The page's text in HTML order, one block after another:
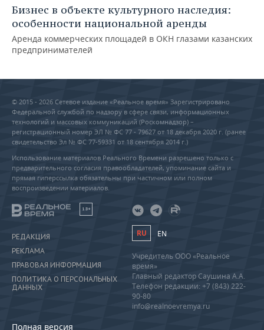
Бизнес в объекте культурного наследия:
особенности национальной аренды
Аренда коммерческих площадей в ОКН глазами казанских
предпринимателей
© 2015 - 2026 Сетевое издание «Реальное время» Зарегистрировано
Федеральной службой по надзору в сфере связи, информационных
технологий и массовых коммуникаций (Роскомнадзор) –
регистрационный номер ЭЛ № ФС 77 - 79627 от 18 декабря 2020 г. (ранее
свидетельство Эл № ФС 77-59331 от 18 сентября 2014 г.)
Использование материалов Реального Времени разрешено только с
предварительного согласия правообладателей, упоминание сайта и
прямая гиперссылка обязательны при частичном или полном
воспроизведении материалов.
18+
РЕДАКЦИЯ
РЕКЛАМА
ПРАВОВАЯ ИНФОРМАЦИЯ
ПОЛИТИКА О ПЕРСОНАЛЬНЫХ
ДАННЫХ
Полная версия
RU EN
Учредитель ООО «Реальное
время»
Главный редактор Саушина А.А.
Телефон редакции: +7 (843) 222-
90-80
info@realnoevremya.ru